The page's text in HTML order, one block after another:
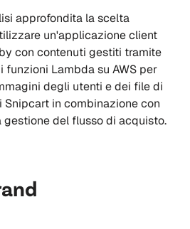
approfondita la scelta
un'applicazione client
con contenuti gestiti tramite
funzioni Lambda su AWS per
degli utenti e dei file di
Snipcart in combinazione con
gestione del flusso di acquisto.